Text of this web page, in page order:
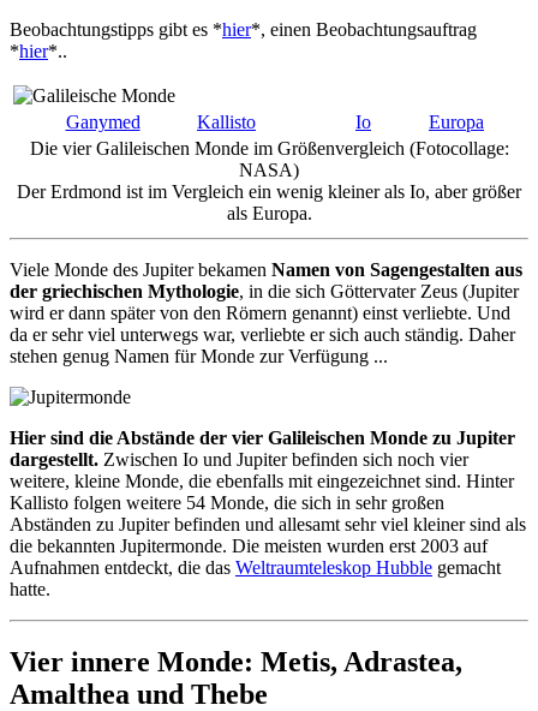
Beobachtungstipps gibt es *hier*, einen Beobachtungsauftrag
*hier*..
Ganymed Kallisto Io
Europa
Die vier Galileischen Monde im Größenvergleich (Fotocollage:
NASA)
Der Erdmond ist im Vergleich ein wenig kleiner als Io, aber größer
als Europa.
Viele Monde des Jupiter bekamen Namen von Sagengestalten aus
der griechischen Mythologie, in die sich Göttervater Zeus (Jupiter
wird er dann später von den Römern genannt) einst verliebte. Und
da er sehr viel unterwegs war, verliebte er sich auch ständig. Daher
stehen genug Namen für Monde zur Verfügung ...
Hier sind die Abstände der vier Galileischen Monde zu Jupiter
dargestellt. Zwischen Io und Jupiter befinden sich noch vier
weitere, kleine Monde, die ebenfalls mit eingezeichnet sind. Hinter
Kallisto folgen weitere 54 Monde, die sich in sehr großen
Abständen zu Jupiter befinden und allesamt sehr viel kleiner sind als
die bekannten Jupitermonde. Die meisten wurden erst 2003 auf
Aufnahmen entdeckt, die das Weltraumteleskop Hubble gemacht
hatte.
Vier innere Monde: Metis, Adrastea,
Amalthea und Thebe